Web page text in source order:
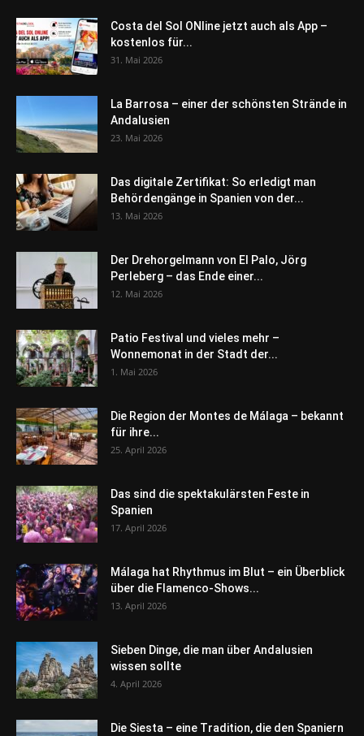
Costa del Sol ONline jetzt auch als App –
kostenlos für...
31. Mai 2026
La Barrosa – einer der schönsten Strände in
Andalusien
23. Mai 2026
Das digitale Zertifikat: So erledigt man
Behördengänge in Spanien von der...
13. Mai 2026
Der Drehorgelmann von El Palo, Jörg
Perleberg – das Ende einer...
12. Mai 2026
Patio Festival und vieles mehr –
Wonnemonat in der Stadt der...
1. Mai 2026
Die Region der Montes de Málaga – bekannt
für ihre...
25. April 2026
Das sind die spektakulärsten Feste in
Spanien
17. April 2026
Málaga hat Rhythmus im Blut – ein Überblick
über die Flamenco-Shows...
13. April 2026
Sieben Dinge, die man über Andalusien
wissen sollte
4. April 2026
Die Siesta – eine Tradition, die den Spaniern